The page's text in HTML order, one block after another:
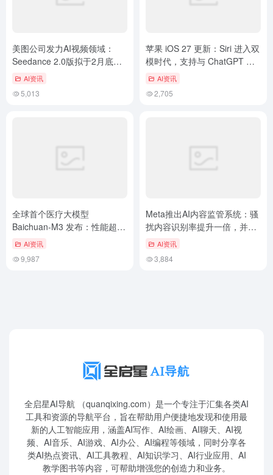
美图公司发力AI视频领域：
Seedance 2.0版拟于2月底推
出 AI资讯
5,013
苹果 iOS 27 更新：Siri 进入双
模时代，支持与 ChatGPT 自
由切换
AI资讯
2,705
全球首个医疗大模型
Baichuan-M3 发布：性能超越
GPT-5.2，实力强劲！
AI资讯
9,987
Meta推出AI内容监管系统：骚
扰内容识别率提升一倍，并上
线全天候智能助手
AI资讯
3,884
全启星AI导航 （quanqixing.com）是一个专注于汇集各类AI
工具和资源的导航平台，旨在帮助用户便捷地发现和使用最
新的人工智能应用，涵盖AI写作、AI绘画、AI聊天、AI视
频、AI音乐、AI游戏、AI办公、AI编程等领域，同时分享各
类AI热点资讯、AI工具教程、AI知识学习、AI行业应用、AI
教学图书等内容，可帮助增强您的创造力和业务。